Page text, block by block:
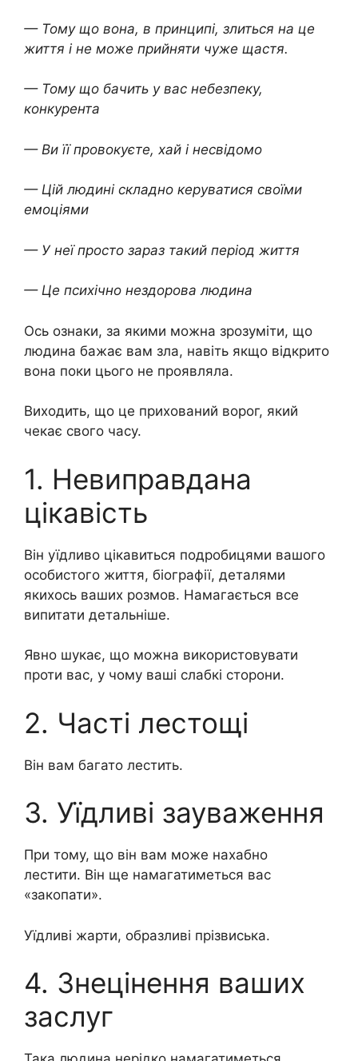
— Тому що вона, в принципі, злиться на це
життя і не може прийняти чуже щастя.
— Тому що бачить у вас небезпеку,
конкурента
— Ви її провокуєте, хай і несвідомо
— Цій людині складно керуватися своїми
емоціями
— У неї просто зараз такий період життя
— Це психічно нездорова людина
Ось ознаки, за якими можна зрозуміти, що
людина бажає вам зла, навіть якщо відкрито
вона поки цього не проявляла.
Виходить, що це прихований ворог, який
чекає свого часу.
1. Невиправдана
цікавість
Він уїдливо цікавиться подробицями вашого
особистого життя, біографії, деталями
якихось ваших розмов. Намагається все
випитати детальніше.
Явно шукає, що можна використовувати
проти вас, у чому ваші слабкі сторони.
2. Часті лестощі
Він вам багато лестить.
3. Уїдливі зауваження
При тому, що він вам може нахабно
лестити. Він ще намагатиметься вас
«закопати».
Уїдливі жарти, образливі прізвиська.
4. Знецінення ваших
заслуг